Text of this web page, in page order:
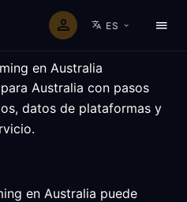
ES
en Australia
Australia con pasos
datos de plataformas y
en Australia puede